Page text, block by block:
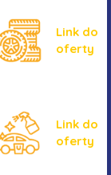
Link do
oferty
Link do
oferty